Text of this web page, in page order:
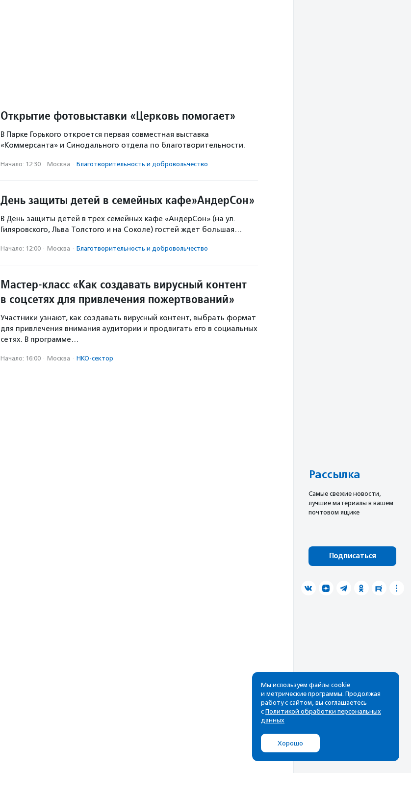
Открытие фотовыставки «Церковь помогает»
В Парке Горького откроется первая совместная выставка
«Коммерсанта» и Синодального отдела по благотворительности.
Начало: 12:30 · Москва · Благотвори­тель­ность и доброволь­чест­во
День защиты детей в семейных кафе»АндерСон»
В День защиты детей в трех семейных кафе «АндерСон» (на ул.
Гиляровского, Льва Толстого и на Соколе) гостей ждет большая…
Начало: 12:00 · Москва · Благотвори­тель­ность и доброволь­чест­во
Мастер-класс «Как создавать вирусный контент
в соцсетях для привлечения пожертвований»
Участники узнают, как создавать вирусный контент, выбрать формат
для привлечения внимания аудитории и продвигать его в социальных
сетях. В программе…
Начало: 16:00 · Москва · НКО-сектор
Рассылка
Cамые свежие новости,
лучшие материалы в вашем
почтовом ящике
Подписаться
Мы используем файлы cookie
и метрические программы. Продолжая
работу с сайтом, вы соглашаетесь
с Политикой обработки персональных
данных
Хорошо